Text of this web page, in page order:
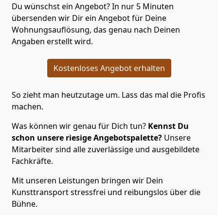
Du wünschst ein Angebot? In nur 5 Minuten
übersenden wir Dir ein Angebot für Deine
Wohnungsauflösung, das genau nach Deinen
Angaben erstellt wird.
Kostenloses Angebot erhalten
So zieht man heutzutage um. Lass das mal die Profis
machen.
Was können wir genau für Dich tun? Kennst Du
schon unsere riesige Angebotspalette? Unsere
Mitarbeiter sind alle zuverlässige und ausgebildete
Fachkräfte.
Mit unseren Leistungen bringen wir Dein
Kunsttransport stressfrei und reibungslos über die
Bühne.